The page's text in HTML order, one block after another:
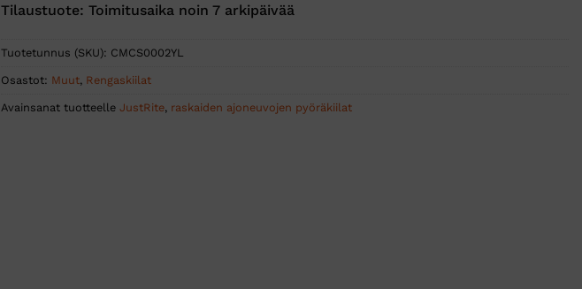
Tilaustuote: Toimitusaika noin 7 arkipäivää
Tuotetunnus (SKU): CMCS0002YL
Osastot: Muut, Rengaskiilat
Avainsanat tuotteelle JustRite, raskaiden ajoneuvojen pyöräkiilat